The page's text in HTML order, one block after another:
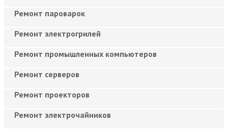
Ремонт пароварок
Ремонт электрогрилей
Ремонт промышленных компьютеров
Ремонт серверов
Ремонт проекторов
Ремонт электрочайников